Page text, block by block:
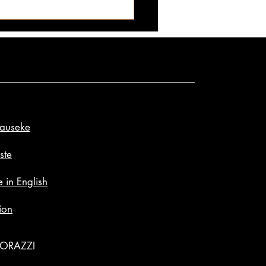
Maxwell oli maailman
2016 ja titteli irtosi
kuvissa nykykunto!
in English